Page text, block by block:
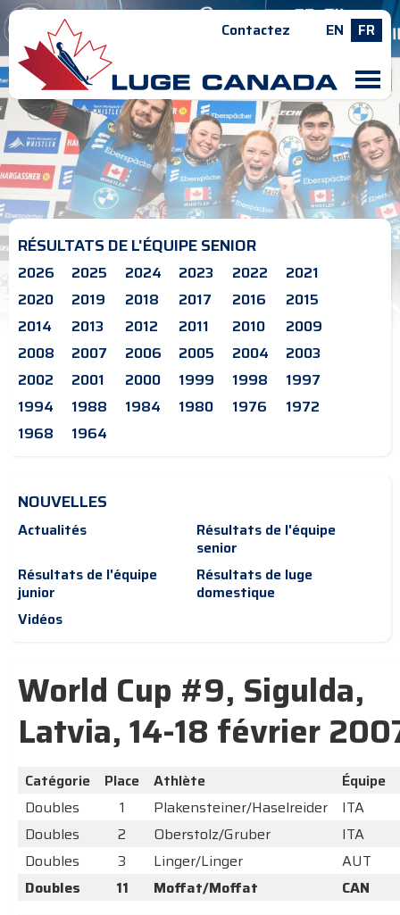
Contactez EN FR
M
RÉSULTATS DE L'ÉQUIPE SENIOR
2026 2025 2024 2023 2022
2021
2020
2019 2018 2017 2016
2015
2014
2013 2012 2011 2010
2009
2008
2007 2006 2005 2004
2003
2002
2001 2000 1999 1998
1997
1994
1988 1984 1980 1976
1972
1968
1964
NOUVELLES
Actualités
Résultats de l'équipe
senior
Résultats de l'équipe
junior
Résultats de luge
domestique
Vidéos
World Cup #9, Sigulda,
Latvia, 14-18 février
Catégorie Place Athlète
Équipe
Doubles
1 Plakensteiner/Haselreider
ITA
Doubles
2 Oberstolz/Gruber
ITA
Doubles
3 Linger/Linger
AUT
Doubles
11 Moffat/Moffat
CAN